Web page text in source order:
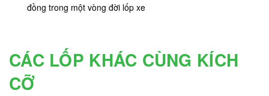
đồng trong một vòng đời lốp xe
CÁC LỐP KHÁC CÙNG KÍCH
CỠ